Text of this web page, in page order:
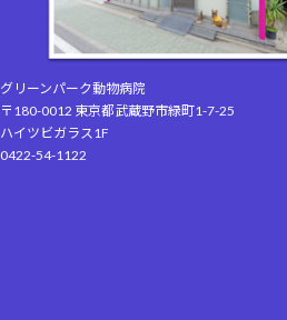
グリーンパーク動物病院
〒180-0012 東京都武蔵野市緑町1-7-25
ハイツビガラス1F
0422-54-1122